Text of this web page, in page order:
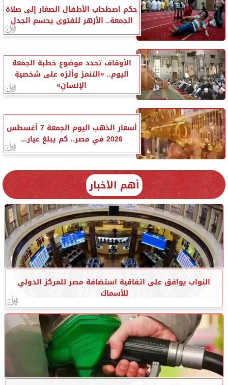
حكم اصطحاب الأطفال الصغار إلى صلاة
الجمعة.. الأزهر للفتوى يحسم الجدل
الأوقاف تحدد موضوع خطبة الجمعة
اليوم.. «التنمرُ وأثرُه على شخصيةِ
الإنسانِ»
أسعار الذهب اليوم الجمعة 7 أغسطس
2026 في مصر.. كم يبلغ عيار...
أهم الأخبار
النواب يوافق على اتفاقية استضافة مصر للمركز الدولي
للأسماك